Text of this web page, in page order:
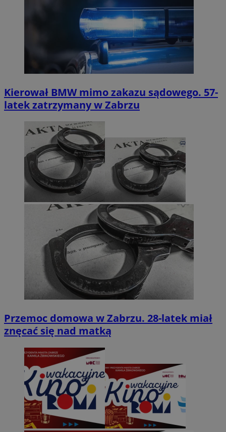
Kierował BMW mimo zakazu sądowego. 57-
latek zatrzymany w Zabrzu
Przemoc domowa w Zabrzu. 28-latek miał
znęcać się nad matką